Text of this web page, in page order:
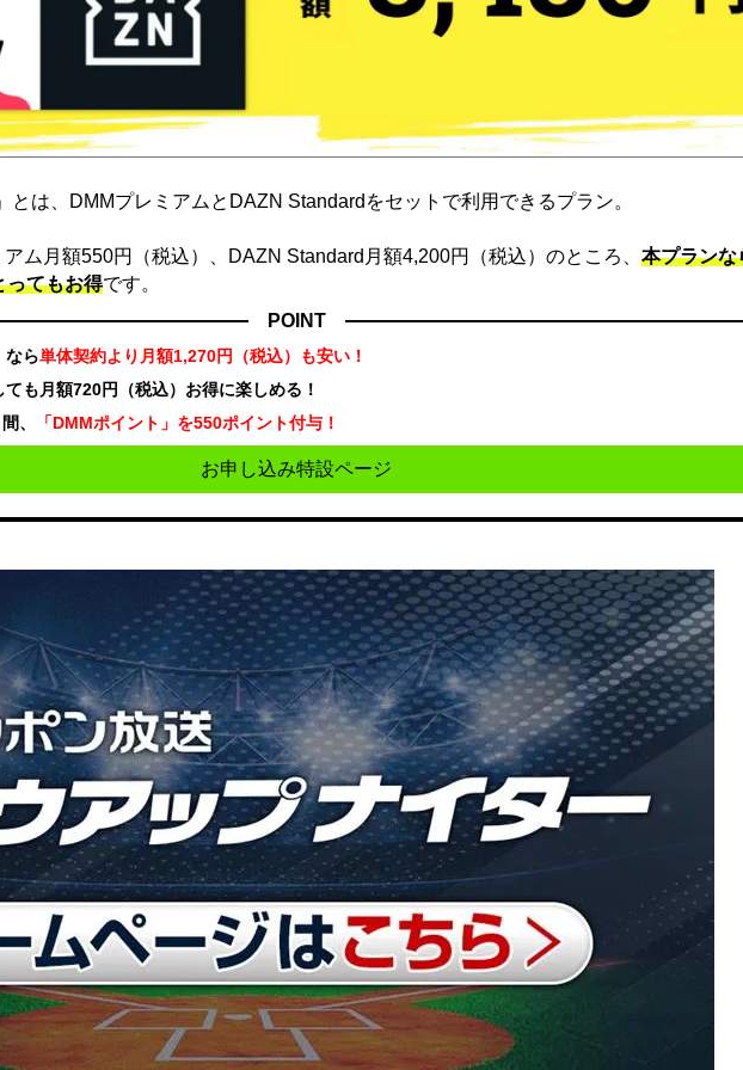
とは、DMMプレミアムとDAZN Standardをセットで利用できるプラン。
ム月額550円（税込）、DAZN Standard月額4,200円（税込）のところ、 本プランな
ってもお得です。
POINT
なら単体契約より月額1,270円（税込）も安い！
も月額720円（税込）お得に楽しめる！
、
「DMMポイント」を550ポイント付与！
お申し込み特設ページ